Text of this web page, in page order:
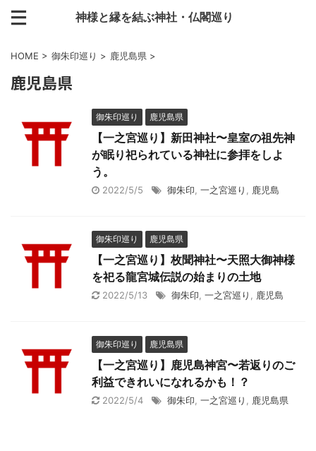
神様と縁を結ぶ神社・仏閣巡り
HOME > 御朱印巡り > 鹿児島県 >
鹿児島県
御朱印巡り 鹿児島県
【一之宮巡り】新田神社〜皇室の祖先神
が眠り祀られている神社に参拝をしよ
う。
2022/5/5 御朱印 一之宮巡り 鹿児島
御朱印巡り 鹿児島県
【一之宮巡り】枚聞神社〜天照大御神様
を祀る龍宮城伝説の始まりの土地
2022/5/13 御朱印 一之宮巡り 鹿児島
御朱印巡り 鹿児島県
【一之宮巡り】鹿児島神宮〜若返りのご
利益できれいになれるかも！？
2022/5/4 御朱印 一之宮巡り 鹿児島県